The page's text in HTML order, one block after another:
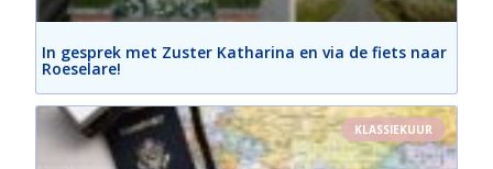
In gesprek met Zuster Katharina en via de fiets naar
Roeselare!
KLASSIEKUUR